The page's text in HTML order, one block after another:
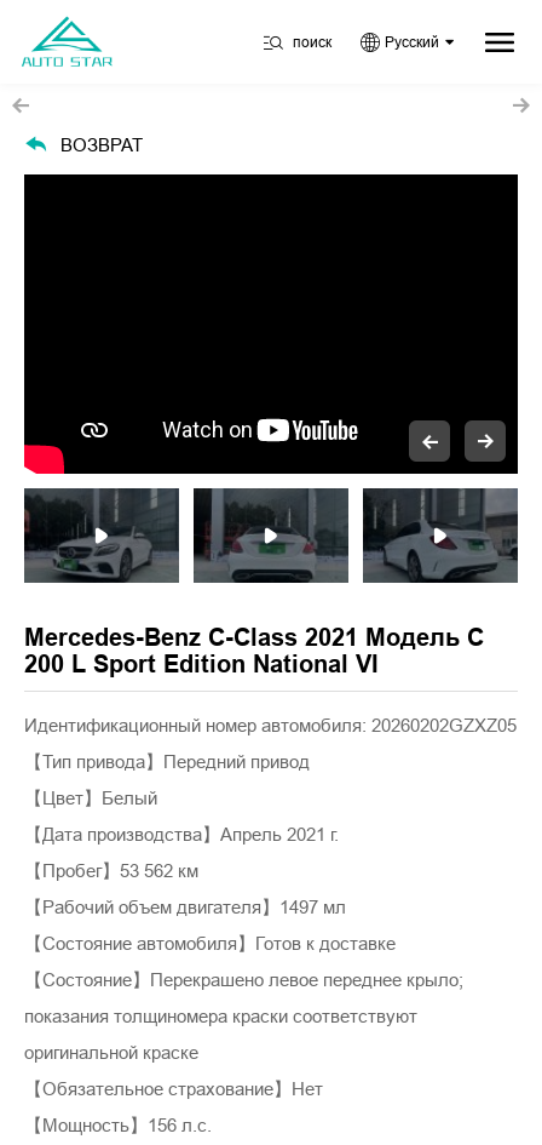
поиск Русский
ВОЗВРАТ
Mercedes-Benz C-Class 2021 Модель C
200 L Sport Edition National VI
Идентификационный номер автомобиля: 20260202GZXZ05
【Тип привода】Передний привод
【Цвет】Белый
【Дата производства】Апрель 2021 г.
【Пробег】53 562 км
【Рабочий объем двигателя】1497 мл
【Состояние автомобиля】Готов к доставке
【Состояние】Перекрашено левое переднее крыло;
показания толщиномера краски соответствуют
оригинальной краске
【Обязательное страхование】Нет
【Мощность】156 л.с.